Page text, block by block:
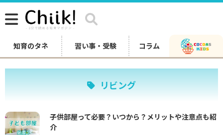
知育のタネ 習い事・受験 コラム
リビング
子供部屋って必要？いつから？メリットや注意点も紹
介